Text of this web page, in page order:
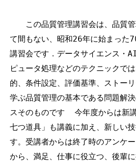
この品質管理講習会は、品質管
て間もない、昭和26年に始まった
講習会です．データサイエンス・
ピュータ処理などのテクニックで
的、条件設定、評価基準、ストー
学ぶ品質管理の基本である問題解
スそのものです  今年度からは新
七つ道具」も講義に加え、新しい
す。受講者からは終了時のアンケ
から、満足、仕事に役立つ、後輩